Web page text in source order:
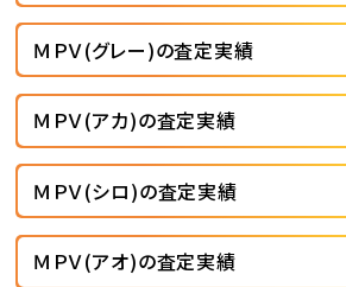
ＭＰＶ(グレー)の査定実績
ＭＰＶ(アカ)の査定実績
ＭＰＶ(シロ)の査定実績
ＭＰＶ(アオ)の査定実績